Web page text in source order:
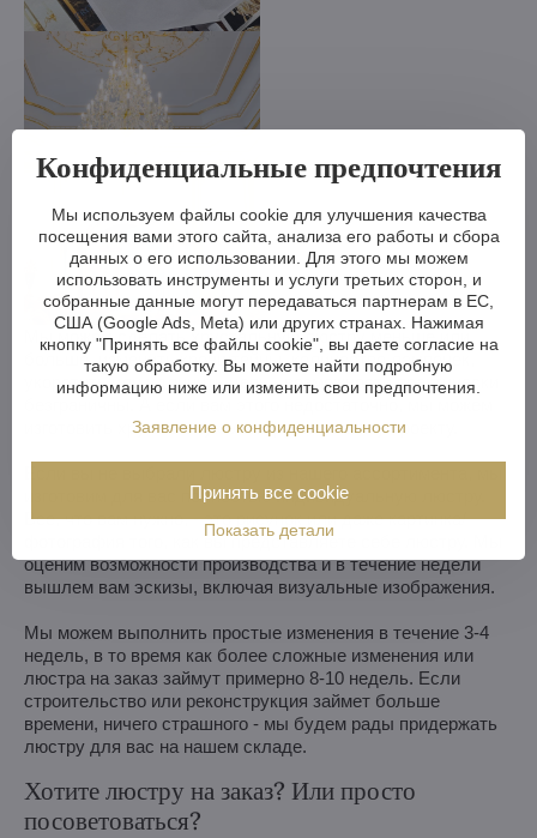
Мы можем сделать хрустальную люстру меньше или
больше, изменить кронштейны, количество лампочек,
укоротить или удлинить цепь - возможности практически
изготовить хрустальную люстру по вашему проекту.
изготовим для вас полностью индивидуальную люстру.
Все, что вам нужно, - это рисунок или даже картинка/
фотография того, как вы представляете себе люстру. Мы
оценим возможности производства и в течение недели
вышлем вам эскизы, включая визуальные изображения.
Мы можем выполнить простые изменения в течение 3-4
недель, в то время как более сложные изменения или
люстра на заказ займут примерно 8-10 недель. Если
строительство или реконструкция займет больше
времени, ничего страшного - мы будем рады придержать
люстру для вас на нашем складе.
Хотите люстру на заказ? Или просто
посоветоваться?
Конфиденциальные предпочтения
Мы используем файлы cookie для улучшения качества
посещения вами этого сайта, анализа его работы и сбора
данных о его использовании. Для этого мы можем
использовать инструменты и услуги третьих сторон, и
собранные данные могут передаваться партнерам в ЕС,
США (Google Ads, Meta) или других странах. Нажимая
кнопку "Принять все файлы cookie", вы даете согласие на
такую обработку. Вы можете найти подробную
информацию ниже или изменить свои предпочтения.
Заявление о конфиденциальности
Показать детали
Принять все cookie